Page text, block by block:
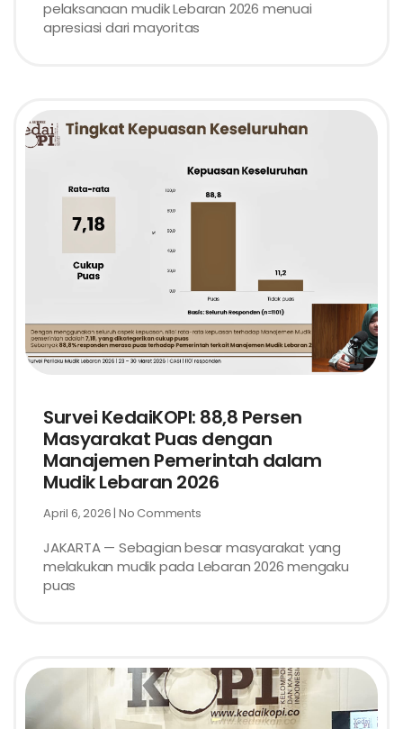
pelaksanaan mudik Lebaran 2026 menuai
apresiasi dari mayoritas
Survei KedaiKOPI: 88,8 Persen
Masyarakat Puas dengan
Manajemen Pemerintah dalam
Mudik Lebaran 2026
April 6, 2026 No Comments
JAKARTA — Sebagian besar masyarakat yang
melakukan mudik pada Lebaran 2026 mengaku
puas